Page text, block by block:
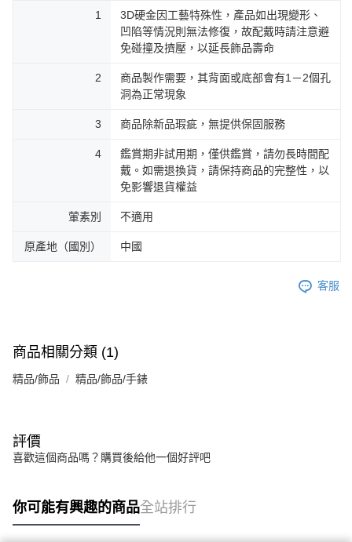
1
3D硬金因工藝特殊性，產品如出現變形、
凹陷等情況則無法修復，故配戴時請注意避
免碰撞及擠壓，以延長飾品壽命
2
商品製作需要，其背面或底部會有1－2個孔
洞為正常現象
3 商品除新品瑕疵，無提供保固服務
4
鑑賞期非試用期，僅供鑑賞，請勿長時間配
戴。如需退換貨，請保持商品的完整性，以
免影響退貨權益
葷素別 不適用
原產地（國別） 中國
客服
商品相關分類 (1)
精品/飾品 精品/飾品/手錶
評價
喜歡這個商品嗎？購買後給他一個好評吧
你可能有興趣的商品全站排行